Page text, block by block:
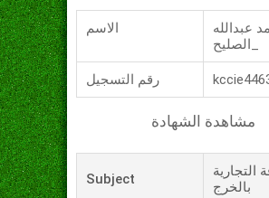
الاسم
عبدالله
رقم التسجيل
مشاهدة الشهادة
Subject
التجارية
بالخرج